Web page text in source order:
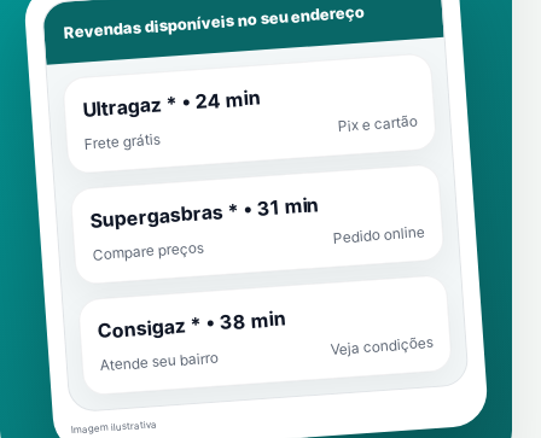
Revendas disponíveis no seu endereço
Ultragaz * • 24 min
Frete grátis
Pix e cartão
Supergasbras * • 31 min
Compare preços
Pedido online
Consigaz * • 38 min
Atende seu bairro
Veja condições
Imagem ilustrativa